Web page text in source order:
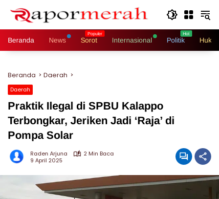
Beranda News Sorot Internasional Politik
Beranda Daerah
Daerah
Praktik Ilegal di SPBU Kalappo
Terbongkar, Jeriken Jadi ‘Raja’ di
Pompa Solar
Raden Arjuna
2 Min Baca
9 April 2025